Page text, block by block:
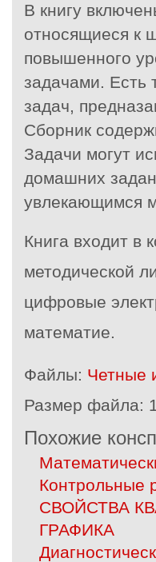
В книгу
относящиеся к
повышенного
задачами. Есть
задач,
Сборник
Задачи могут
домашних
увлекающимся
Книга входит в
методической
цифровые
математие.
Файлы: Четные
Размер файла:
Похожие
Контрольные
СВОЙСТВА
ГРАФИКА